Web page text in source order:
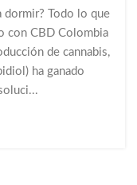
CBD
dormir? Todo lo que
con CBD Colombia
de cannabis,
ha ganado